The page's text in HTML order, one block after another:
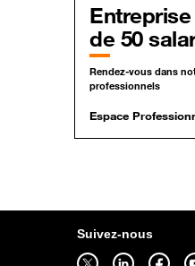
de 50
Rendez-vous dans
professionnels
Espace
Suivez-nous
Suivez-nous sur twitter - ouverture dans un nouvel onglet Suivez-nous sur linkedin - ouverture dans un nouvel onglet Suivez-nous sur facebook - ouverture dans un nouvel onglet Suivez-nous sur